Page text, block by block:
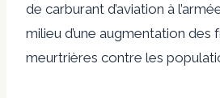
de carburant d’aviation à
milieu d’une augmentation des
meurtrières contre les